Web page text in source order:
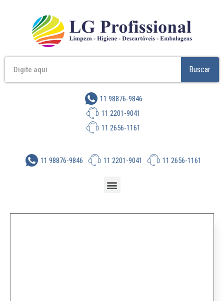
Buscar
11 98876-9846
11 2201-9041
11 2656-1161
11 98876-9846 11 2201-9041 11 2656-1161